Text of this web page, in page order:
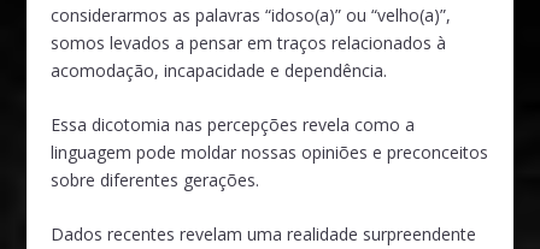
considerarmos as palavras “idoso(a)” ou “velho(a)”,
somos levados a pensar em traços relacionados à
acomodação, incapacidade e dependência.
Essa dicotomia nas percepções revela como a
linguagem pode moldar nossas opiniões e preconceitos
sobre diferentes gerações.
Dados recentes revelam uma realidade surpreendente